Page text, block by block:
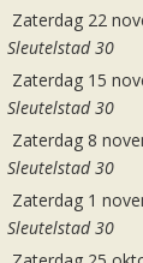
Zaterdag 22
Sleutelstad 30
Zaterdag 15
Sleutelstad 30
Zaterdag 8
Sleutelstad 30
Zaterdag 1
Sleutelstad 30